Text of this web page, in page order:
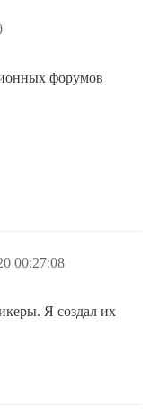
форумов
00:27:08
Я создал их